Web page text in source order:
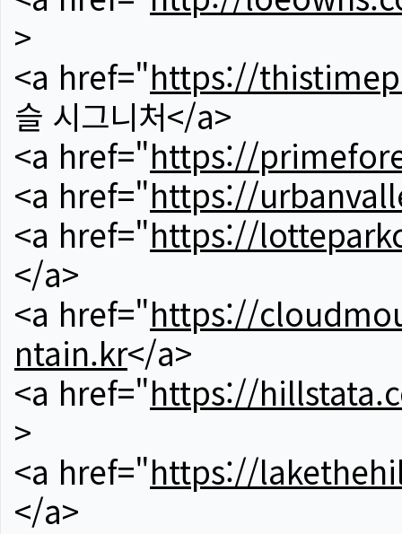
>
<a href="https://
슬 시그니처</a>
<a href="https://
<a href="https://
<a href="https://
</a>
<a href="https://
ntain.kr</a>
<a href="https://
>
<a href="https://
</a>